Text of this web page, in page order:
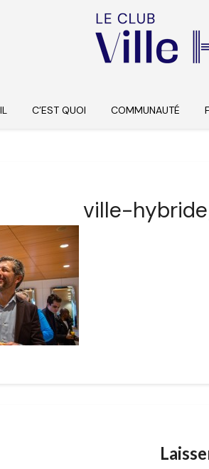
C’EST QUOI COMMUNAUTÉ
ville-